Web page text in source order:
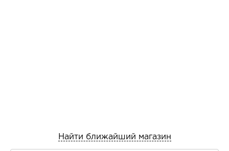
Найти ближайший магазин